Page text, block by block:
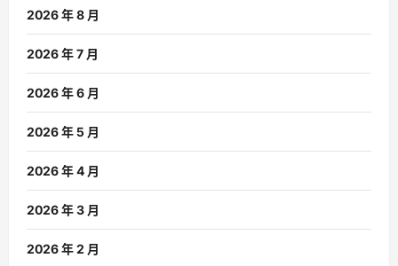
2026 年 8 月
2026 年 7 月
2026 年 6 月
2026 年 5 月
2026 年 4 月
2026 年 3 月
2026 年 2 月